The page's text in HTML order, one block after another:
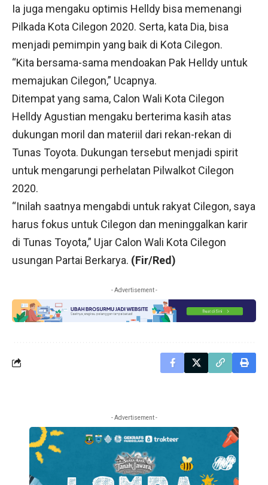
Ia juga mengaku optimis Helldy bisa memenangi
Pilkada Kota Cilegon 2020. Serta, kata Dia, bisa
menjadi pemimpin yang baik di Kota Cilegon.
“Kita bersama-sama mendoakan Pak Helldy untuk
memajukan Cilegon,” Ucapnya.
Ditempat yang sama, Calon Wali Kota Cilegon
Helldy Agustian mengaku berterima kasih atas
dukungan moril dan materiil dari rekan-rekan di
Tunas Toyota. Dukungan tersebut menjadi spirit
untuk mengarungi perhelatan Pilwalkot Cilegon
2020.
“Inilah saatnya mengabdi untuk rakyat Cilegon, saya
harus fokus untuk Cilegon dan meninggalkan karir
di Tunas Toyota,” Ujar Calon Wali Kota Cilegon
usungan Partai Berkarya. (Fir/Red)
- Advertisement -
- Advertisement -